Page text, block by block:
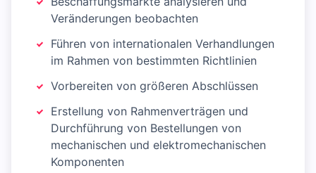
Veränderungen beobachten
Führen von internationalen Verhandlungen
im Rahmen von bestimmten Richtlinien
Vorbereiten von größeren Abschlüssen
Erstellung von Rahmenverträgen und
Durchführung von Bestellungen von
mechanischen und elektromechanischen
Komponenten